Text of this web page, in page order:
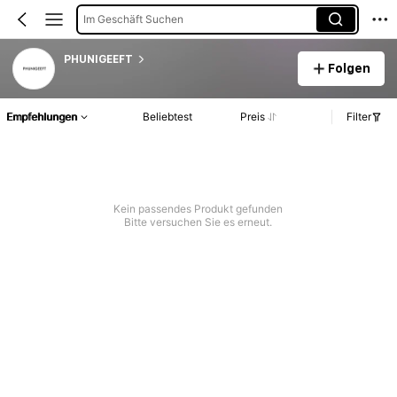
Im Geschäft Suchen
PHUNIGEEFT
Folgen
Empfehlungen Beliebtest Preis Filter
Kein passendes Produkt gefunden
Bitte versuchen Sie es erneut.